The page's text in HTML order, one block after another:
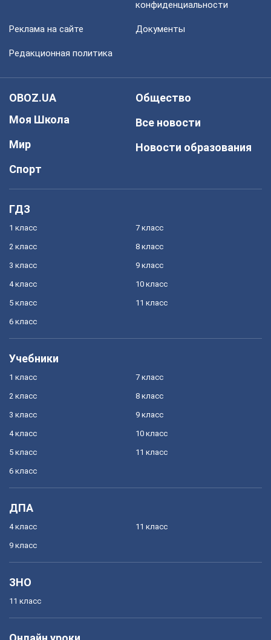
конфиденциальности
Реклама на сайте Документы
Редакционная политика
OBOZ.UA
Моя Школа
Мир
Спорт
Общество
Все новости
Новости образования
ГДЗ
1 класс
2 класс
3 класс
4 класс
5 класс
6 класс
7 класс
8 класс
9 класс
10 класс
11 класс
Учебники
1 класс
2 класс
3 класс
4 класс
5 класс
6 класс
7 класс
8 класс
9 класс
10 класс
11 класс
ДПА
4 класс
9 класс
11 класс
ЗНО
11 класс